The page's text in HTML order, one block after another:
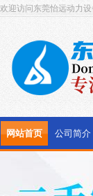
欢迎访问东莞怡远动力
网站首页 公司简介